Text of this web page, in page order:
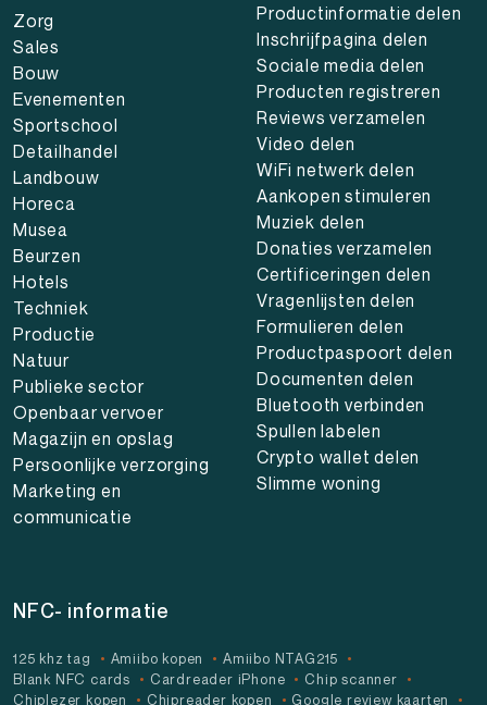
Zorg
Sales
Bouw
Evenementen
Sportschool
Detailhandel
Landbouw
Horeca
Musea
Beurzen
Hotels
Techniek
Productie
Natuur
Publieke sector
Openbaar vervoer
Magazijn en opslag
Persoonlijke verzorging
Marketing en
communicatie
Productinformatie delen
Inschrijfpagina delen
Sociale media delen
Producten registreren
Reviews verzamelen
Video delen
WiFi netwerk delen
Aankopen stimuleren
Muziek delen
Donaties verzamelen
Certificeringen delen
Vragenlijsten delen
Formulieren delen
Productpaspoort delen
Documenten delen
Bluetooth verbinden
Spullen labelen
Crypto wallet delen
Slimme woning
NFC- informatie
125 khz tag Amiibo kopen
Amiibo NTAG215
Blank NFC cards
Cardreader iPhone
Chip scanner
Chiplezer kopen
Chipreader kopen
Google review kaarten